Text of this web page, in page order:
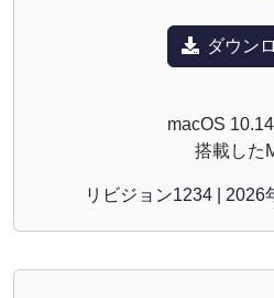
ダウン
macOS
搭載した
リビジョン1234 | 2026